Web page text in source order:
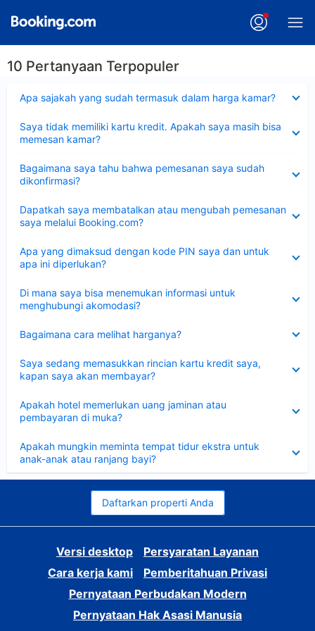
10 Pertanyaan Terpopuler
Apa sajakah yang sudah termasuk dalam harga kamar?
Saya tidak memiliki kartu kredit. Apakah saya masih bisa
memesan kamar?
Bagaimana saya tahu bahwa pemesanan saya sudah
dikonfirmasi?
Dapatkah saya membatalkan atau mengubah pemesanan
saya melalui Booking.com?
Apa yang dimaksud dengan kode PIN saya dan untuk
apa ini diperlukan?
Di mana saya bisa menemukan informasi untuk
menghubungi akomodasi?
Bagaimana cara melihat harganya?
Saya sedang memasukkan rincian kartu kredit saya,
kapan saya akan membayar?
Apakah hotel memerlukan uang jaminan atau
pembayaran di muka?
Apakah mungkin meminta tempat tidur ekstra untuk
anak-anak atau ranjang bayi?
Daftarkan properti Anda
Versi desktop
Persyaratan Layanan
Cara kerja kami
Pemberitahuan Privasi
Pernyataan Perbudakan Modern
Pernyataan Hak Asasi Manusia